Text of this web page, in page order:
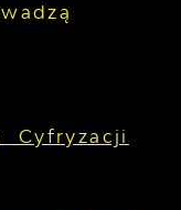
Cyfryzacji